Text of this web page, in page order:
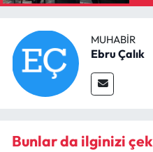
MUHABIR
Ebru Çalık
Bunlar da ilginizi